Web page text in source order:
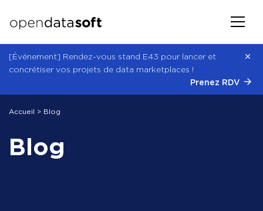
[Événement] Rendez-vous stand E43 pour lancer et
concrétiser vos projets de data marketplaces !
Prenez RDV
Accueil > Blog
Blog